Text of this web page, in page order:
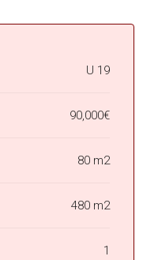
U 19
90,000€
80 m2
480 m2
1